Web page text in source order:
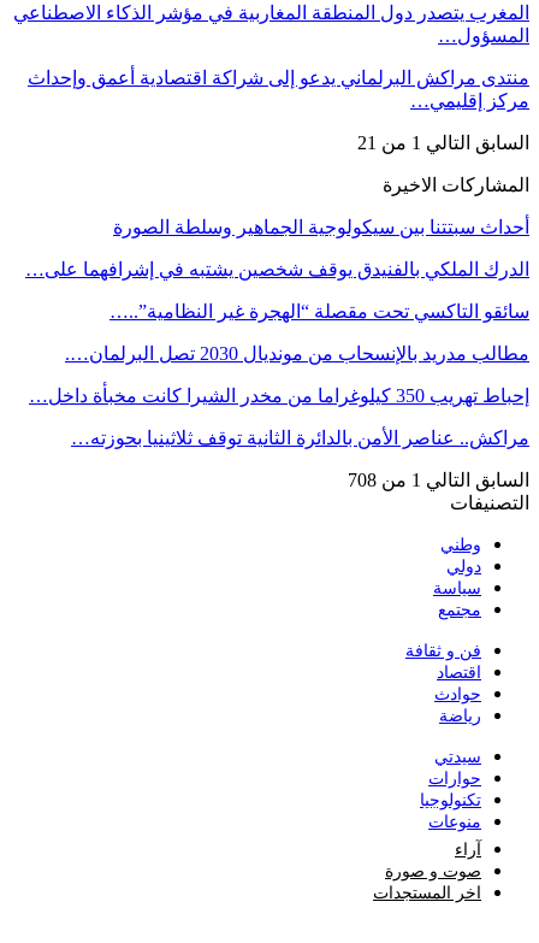
المغرب يتصدر دول المنطقة المغاربية في مؤشر الذكاء الاصطناعي
المسؤول…
منتدى مراكش البرلماني يدعو إلى شراكة اقتصادية أعمق وإحداث
مركز إقليمي…
السابق التالي 1 من 21
المشاركات الاخيرة
أحداث سبتتنا بين سيكولوجية الجماهير وسلطة الصورة
الدرك الملكي بالفنيدق يوقف شخصين يشتبه في إشرافهما على…
سائقو التاكسي تحت مقصلة “الهجرة غير النظامية”..…
مطالب مدريد بالإنسحاب من مونديال 2030 تصل البرلمان….
إحباط تهريب 350 كيلوغراما من مخدر الشيرا كانت مخبأة داخل…
مراكش.. عناصر الأمن بالدائرة الثانية توقف ثلاثينيا بحوزته…
السابق التالي 1 من 708
التصنيفات
وطني
دولي
سياسة
مجتمع
فن و ثقافة
اقتصاد
حوادث
رياضة
سيدتي
حوارات
تكنولوجيا
منوعات
آراء
صوت و صورة
اخر المستجدات